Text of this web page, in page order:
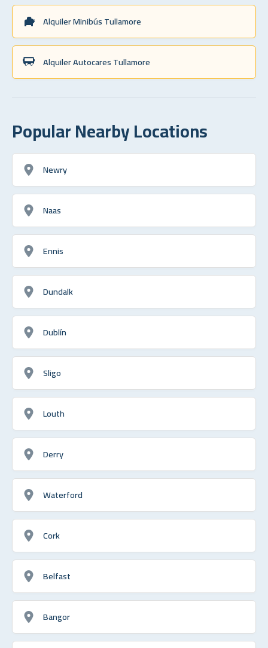
Alquiler Minibús Tullamore
Alquiler Autocares Tullamore
Popular Nearby Locations
Newry
Naas
Ennis
Dundalk
Dublín
Sligo
Louth
Derry
Waterford
Cork
Belfast
Bangor